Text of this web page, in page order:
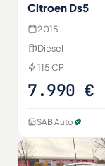
Citroen Ds5
2015
Diesel
115 CP
7.990 €
SAB Auto